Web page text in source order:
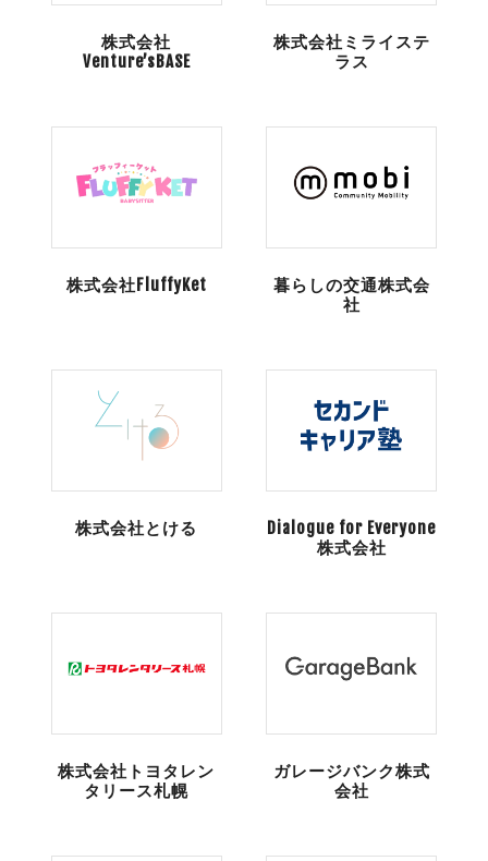
株式会社
Venture’sBASE
株式会社ミライステ
ラス
株式会社FluffyKet
暮らしの交通株式会
社
株式会社とける
Dialogue for Everyone
株式会社
株式会社トヨタレン
タリース札幌
ガレージバンク株式
会社